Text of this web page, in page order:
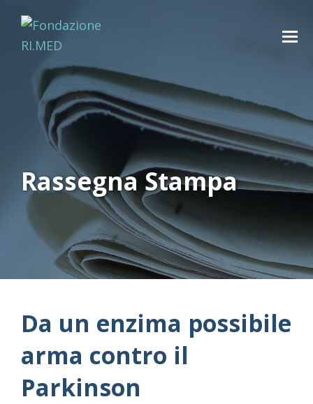
Rassegna Stampa
Da un enzima possibile
arma contro il
Parkinson